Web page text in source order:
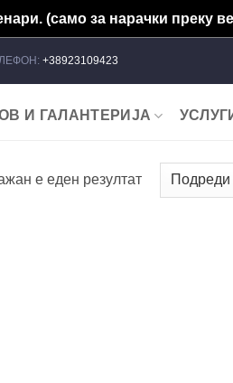
(само за нарачки преку
+38923109423
И ГАЛАНТЕРИЈА
е еден резултат